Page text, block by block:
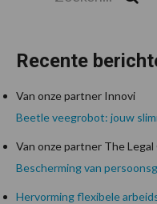
Recente
Van onze partner Innovi
Beetle veegrobot: jouw
Van onze partner The Legal
Bescherming van
Hervorming flexibele